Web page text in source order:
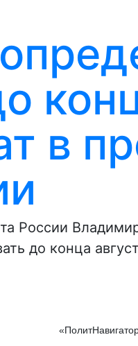
в
России
до конца